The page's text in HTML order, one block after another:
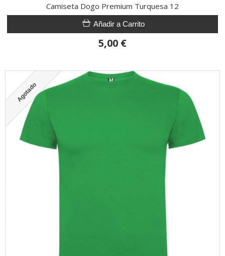
Camiseta Dogo Premium Turquesa 12
Añadir a Carrito
5,00 €
Agotado